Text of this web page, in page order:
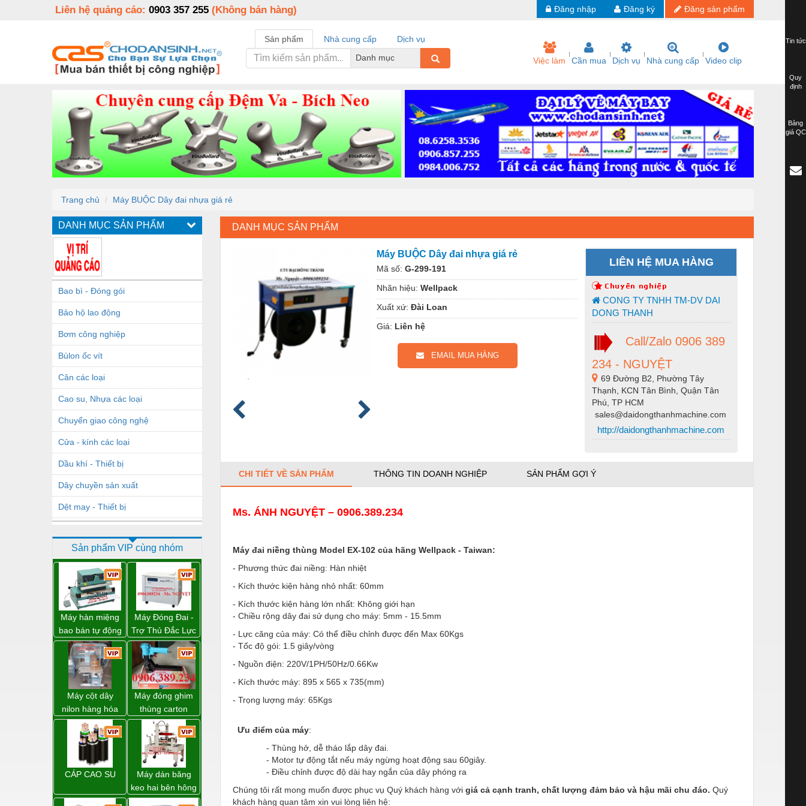
Liên hệ quảng cáo: 0903 357 255 (Không bán hàng) Đăng sản phẩm
Đăng ký
Đăng nhập
Sản phẩm Nhà cung cấp
Dịch vụ
Danh mục
Việc làm Cần mua Dịch vụ Nhà cung cấp Video clip
Trang chủ Máy BUỘC Dây đai nhựa giá rẻ
DANH MỤC SẢN PHẨM
Bao bì - Đóng gói
Bảo hộ lao động
Bơm công nghiệp
Bùlon ốc vít
Cân các loại
Cao su, Nhựa các loại
Chuyển giao công nghệ
Cửa - kính các loại
Dầu khí - Thiết bị
Dây chuyền sản xuất
Dệt may - Thiết bị
Dịch vụ - Thi công
Điện công nghiệp
Điện gia dụng
Điện Lạnh
Đóng tàu Thiết bị
Đúc chính xác Thiết bị
Dụng cụ cầm tay
Dụng cụ cắt gọt
Dụng cụ điện
Dụng cụ đo
Gỗ - Trang thiết bị
Sản phẩm VIP cùng nhóm
Máy hàn miệng
bao bán tự động
nhập khẩu
Taiwan
Máy Đóng Đai -
Trợ Thủ Đắc Lực
Cho Mọi Doanh
Nghiệp Trong
Khâu Đóng Gói
Máy cột dây
nilon hàng hóa
model CY-100
Máy đóng ghim
thùng carton
dùng khí nén giá
tốt
CÁP CAO SU
Máy dán băng
keo hai bên hông
thùng carton
DANH MỤC SẢN PHẨM
Máy BUỘC Dây đai nhựa giá rẻ
Mã số: G-299-191
Nhãn hiệu: Wellpack
Xuất xứ: Đài Loan
Giá: Liên hệ
EMAIL MUA HÀNG
LIÊN HỆ MUA HÀNG
CONG TY TNHH TM-DV DAI
DONG THANH
Call/Zalo 0906 389
234 - NGUYỆT
69 Đường B2, Phường Tây
Thạnh, KCN Tân Bình, Quận Tân
Phú, TP HCM
sales@daidongthanhmachine.com
http://daidongthanhmachine.com
CHI TIẾT VỀ SẢN PHẨM THÔNG TIN DOANH NGHIỆP SẢN PHẨM GỢI Ý
Ms. ÁNH NGUYỆT – 0906.389.234
Máy đai niềng thùng Model EX-102 của hãng Wellpack - Taiwan:
- Phương thức đai niềng: Hàn nhiệt
- Kích thước kiện hàng nhỏ nhất: 60mm
- Kích thước kiện hàng lớn nhất: Không giới hạn
- Chiều rộng dây đai sử dụng cho máy: 5mm - 15.5mm
- Lực căng của máy: Có thể điều chỉnh được đến Max 60Kgs
- Tốc độ gói: 1.5 giây/vòng
- Nguồn điện: 220V/1PH/50Hz/0.66Kw
- Kích thước máy: 895 x 565 x 735(mm)
- Trọng lượng máy: 65Kgs
Ưu điểm của máy:
- Thùng hở, dễ tháo lắp dây đai.
- Motor tự động tắt nếu máy ngừng hoạt động sau 60giây.
- Điều chỉnh được độ dài hay ngắn của dây phóng ra
Chúng tôi rất mong muốn được phục vụ Quý khách hàng với giá cả cạnh tranh, chất lượng đảm bảo và hậu mãi chu đáo. Quý
khách hàng quan tâm xin vui lòng liên hệ:
Tin tức
Quy
định
Bảng
giá QC